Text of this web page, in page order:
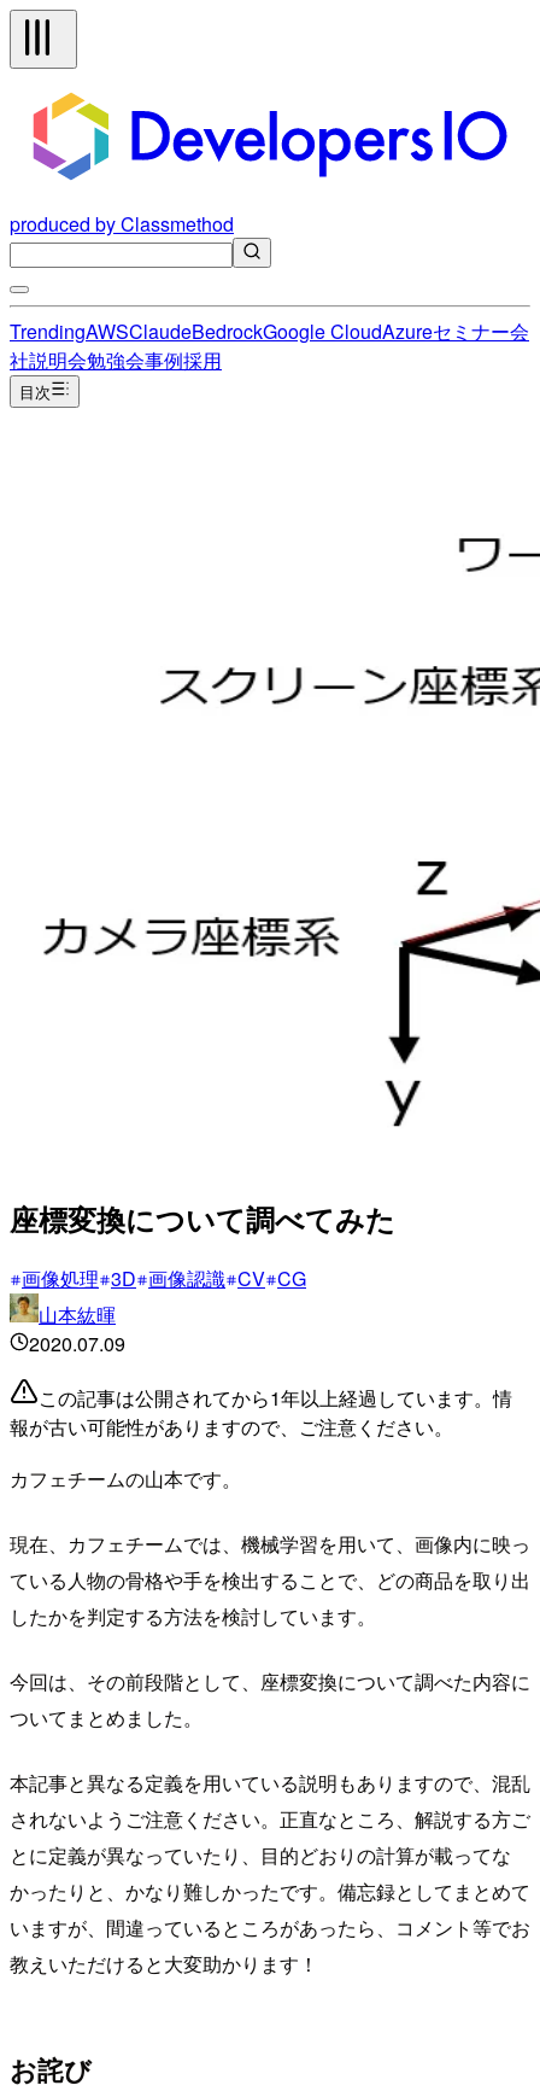
produced by Classmethod
TrendingAWSClaudeBedrockGoogle CloudAzureセミナー会
社説明会勉強会事例採用
目次
座標変換について調べてみた
画像処理 3D 画像認識 CV CG
山本紘暉
2020.07.09
この記事は公開されてから1年以上経過しています。情
報が古い可能性がありますので、ご注意ください。
カフェチームの山本です。
現在、カフェチームでは、機械学習を用いて、画像内に映っ
ている人物の骨格や手を検出することで、どの商品を取り出
したかを判定する方法を検討しています。
今回は、その前段階として、座標変換について調べた内容に
ついてまとめました。
本記事と異なる定義を用いている説明もありますので、混乱
されないようご注意ください。正直なところ、解説する方ご
とに定義が異なっていたり、目的どおりの計算が載ってな
かったりと、かなり難しかったです。備忘録としてまとめて
いますが、間違っているところがあったら、コメント等でお
教えいただけると大変助かります！
お詫び